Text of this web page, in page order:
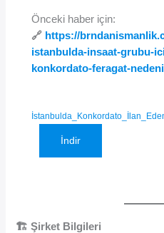
Önceki haber için:
🔗 https://
istanbulda-insaat-grubu-
konkordato-feragat-
İndir
🏗️ Şirket Bilgileri